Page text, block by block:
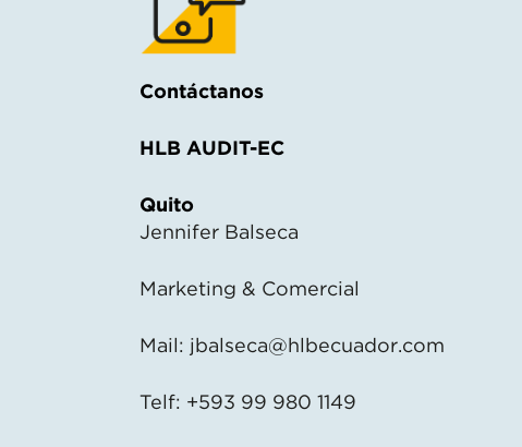
Contáctanos
HLB AUDIT-EC
Quito
Jennifer Balseca
Marketing & Comercial
Mail: jbalseca@hlbecuador.com
Telf: +593 99 980 1149